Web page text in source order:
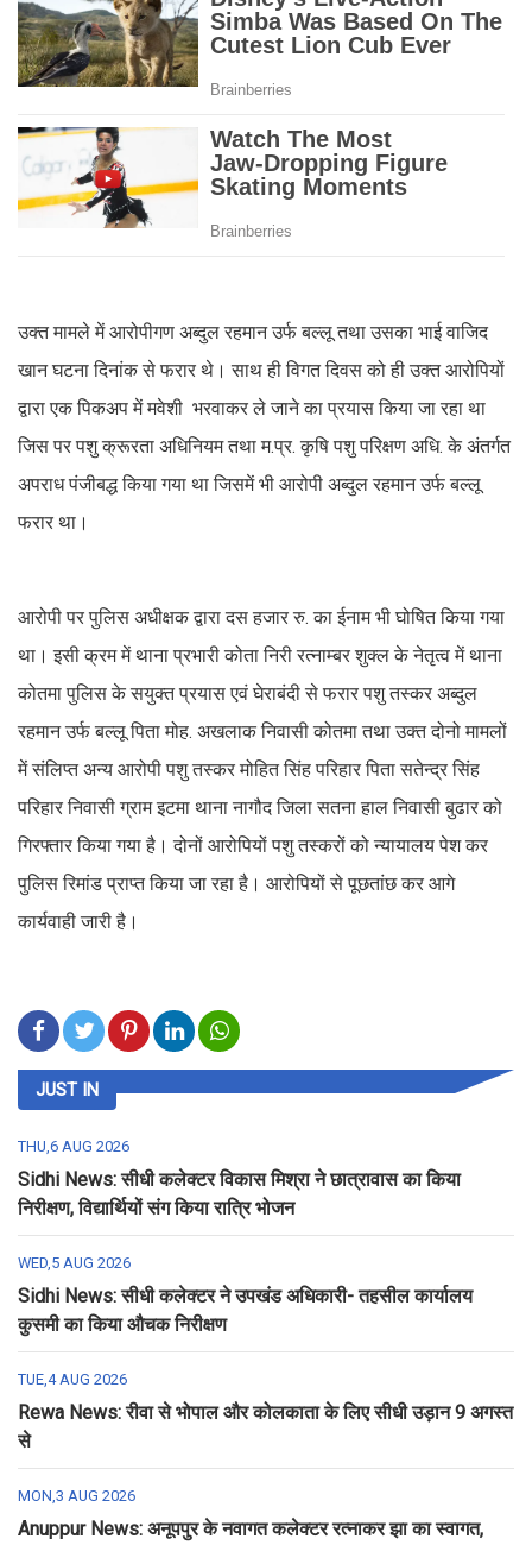
उक्त मामले में आरोपीगण अब्दुल रहमान उर्फ बल्लू तथा उसका भाई वाजिद
खान घटना दिनांक से फरार थे। साथ ही विगत दिवस को ही उक्त आरोपियों
द्वारा एक पिकअप में मवेशी भरवाकर ले जाने का प्रयास किया जा रहा था
जिस पर पशु क्रूरता अधिनियम तथा म.प्र. कृषि पशु परिक्षण अधि. के अंतर्गत
अपराध पंजीबद्ध किया गया था जिसमें भी आरोपी अब्दुल रहमान उर्फ बल्लू
फरार था।
आरोपी पर पुलिस अधीक्षक द्वारा दस हजार रु. का ईनाम भी घोषित किया गया
था। इसी क्रम में थाना प्रभारी कोता निरी रत्नाम्बर शुक्ल के नेतृत्व में थाना
कोतमा पुलिस के सयुक्त प्रयास एवं घेराबंदी से फरार पशु तस्कर अब्दुल
रहमान उर्फ बल्लू पिता मोह. अखलाक निवासी कोतमा तथा उक्त दोनो मामलों
में संलिप्त अन्य आरोपी पशु तस्कर मोहित सिंह परिहार पिता सतेन्द्र सिंह
परिहार निवासी ग्राम इटमा थाना नागौद जिला सतना हाल निवासी बुढार को
गिरफ्तार किया गया है। दोनों आरोपियों पशु तस्करों को न्यायालय पेश कर
पुलिस रिमांड प्राप्त किया जा रहा है। आरोपियों से पूछतांछ कर आगे
कार्यवाही जारी है।
JUST IN
THU,6 AUG 2026
Sidhi News: सीधी कलेक्टर विकास मिश्रा ने छात्रावास का किया
निरीक्षण, विद्यार्थियों संग किया रात्रि भोजन
WED,5 AUG 2026
Sidhi News: सीधी कलेक्टर ने उपखंड अधिकारी- तहसील कार्यालय
कुसमी का किया औचक निरीक्षण
TUE,4 AUG 2026
Rewa News: रीवा से भोपाल और कोलकाता के लिए सीधी उड़ान 9 अगस्त
से
MON,3 AUG 2026
Anuppur News: अनूपपुर के नवागत कलेक्टर रत्नाकर झा का स्वागत,